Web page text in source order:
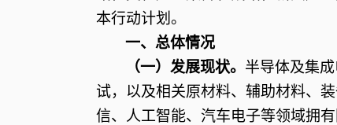
本行动计划。
一、总体情况
（一）发展现状。 半导体及集
试，以及相关原材料、辅助材料、
信、人工智能、汽车电子等领域拥